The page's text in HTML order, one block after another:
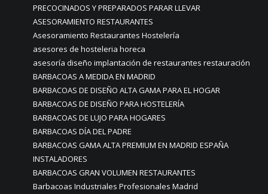
PRECOCINADOS Y PREPARADOS PARAR LLEVAR
ASESORAMIENTO RESTAURANTES
Asesoramiento Restaurantes Hostelería
asesores de hosteleria horeca
asesoría diseño implantación de restaurantes restauración
BARBACOAS A MEDIDA EN MADRID
BARBACOAS DE DISEÑO ALTA GAMA PARA EL HOGAR
BARBACOAS DE DISEÑO PARA HOSTELERÍA
BARBACOAS DE LUJO PARA HOGARES
BARBACOAS DÍA DEL PADRE
BARBACOAS GAMA ALTA PREMIUM EN MADRID ESPAÑA
INSTALADORES
BARBACOAS GRAN VOLUMEN RESTAURANTES
Barbacoas Industriales Profesionales Madrid